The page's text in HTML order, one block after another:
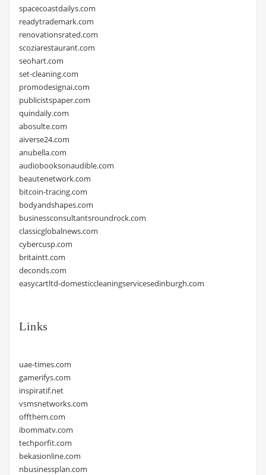
spacecoastdailys.com
readytrademark.com
renovationsrated.com
scoziarestaurant.com
seohart.com
set-cleaning.com
promodesignai.com
publicistspaper.com
quindaily.com
abosulte.com
aiverse24.com
anubella.com
audiobooksonaudible.com
beautenetwork.com
bitcoin-tracing.com
bodyandshapes.com
businessconsultantsroundrock.com
classicglobalnews.com
cybercusp.com
britaintt.com
deconds.com
easycartltd-domesticcleaningservicesedinburgh.com
Links
uae-times.com
gamerifys.com
inspiratif.net
vsmsnetworks.com
offthem.com
ibommatv.com
techporfit.com
bekasionline.com
nbusinessplan.com